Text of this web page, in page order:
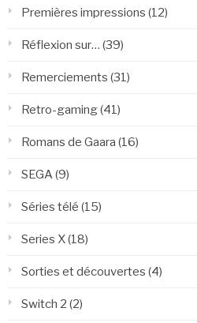
Premières impressions (12)
Réflexion sur… (39)
Remerciements (31)
Retro-gaming(41)
Romans de Gaara (16)
SEGA (9)
Séries télé (15)
Series X(18)
Sorties et découvertes (4)
Switch 2 (2)